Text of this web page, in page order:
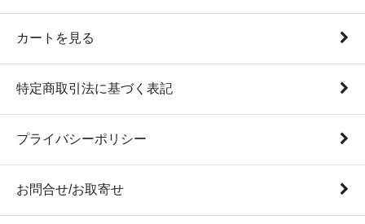
カートを見る
特定商取引法に基づく表記
プライバシーポリシー
お問合せ/お取寄せ